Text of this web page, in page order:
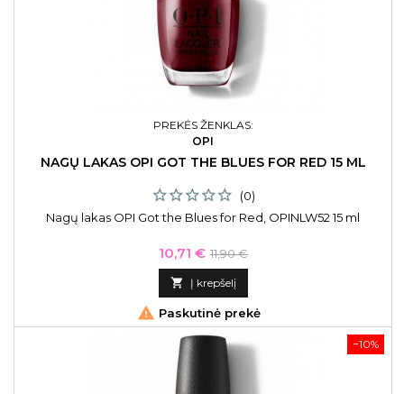
PREKĖS ŽENKLAS:
OPI
NAGŲ LAKAS OPI GOT THE BLUES FOR RED 15 ML
(0)
Nagų lakas OPI Got the Blues for Red, OPINLW52 15 ml
Kaina
10,71 € Bazinė
kaina
11,90 €
 Į krepšelį
 Paskutinė prekė
−10%